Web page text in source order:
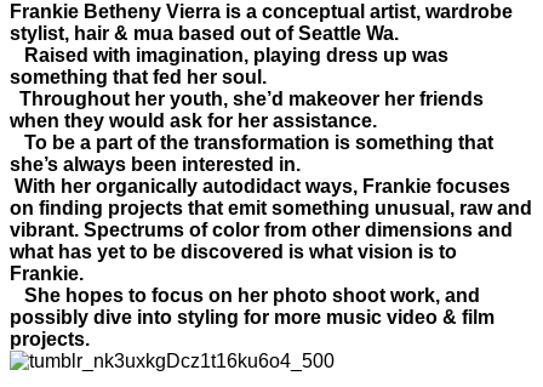
Frankie Betheny Vierra is a conceptual artist, wardrobe
stylist, hair & mua based out of Seattle Wa.
Raised with imagination, playing dress up was
something that fed her soul.
Throughout her youth, she’d makeover her friends
when they would ask for her assistance.
To be a part of the transformation is something that
she’s always been interested in.
With her organically autodidact ways, Frankie focuses
on finding projects that emit something unusual, raw and
vibrant. Spectrums of color from other dimensions and
what has yet to be discovered is what vision is to
Frankie.
She hopes to focus on her photo shoot work, and
possibly dive into styling for more music video & film
projects.